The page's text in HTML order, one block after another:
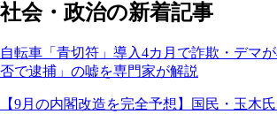
社会・政治の新着記事
自転車「青切符」導入4カ月で詐欺・デマ
否で逮捕」の嘘を専門家が解説
【9月の内閣改造を完全予想】国民・玉木